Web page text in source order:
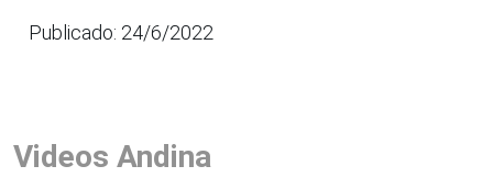
Publicado: 24/6/2022
Videos Andina